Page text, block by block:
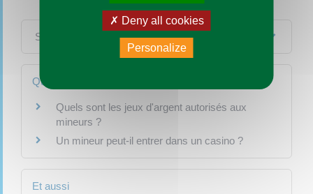
Services en ligne et formulaires
Questions ? Réponses !
Quels sont les jeux d'argent autorisés aux
mineurs ?
Un mineur peut-il entrer dans un casino ?
Et aussi
Deny all cookies
Personalize